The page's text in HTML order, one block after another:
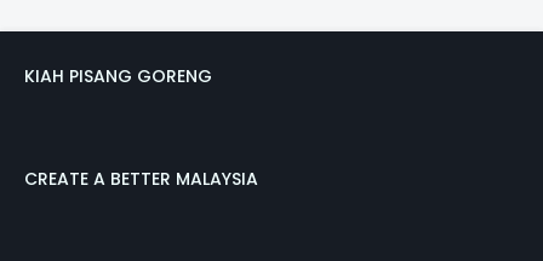
KIAH PISANG GORENG
CREATE A BETTER MALAYSIA